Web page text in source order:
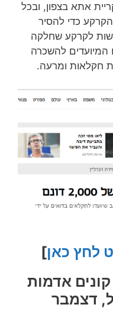
באזור קריית אתא בצפון, ובכל
כדי להסיר
לקרקע שחלקה
להשכרה
חקלאות ומרעה.
לחץ כאן]
אדמות
דצמבר